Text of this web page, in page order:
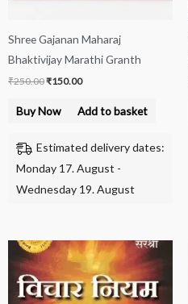
Shree Gajanan Maharaj
Bhaktivijay Marathi Granth
₹250.00₹150.00
Buy Now Add to basket
Estimated delivery dates:
Monday 17. August -
Wednesday 19. August